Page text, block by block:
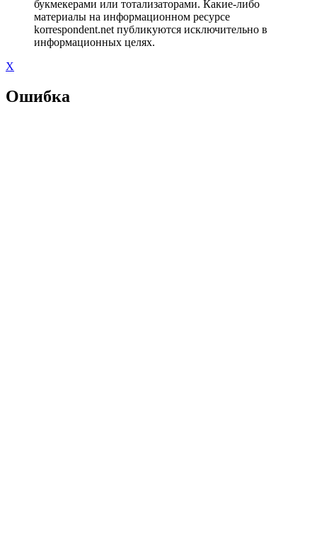
букмекерами или тотализаторами. Какие-либо
материалы на информационном ресурсе
korrespondent.net публикуются исключительно в
информационных целях.
X
Ошибка